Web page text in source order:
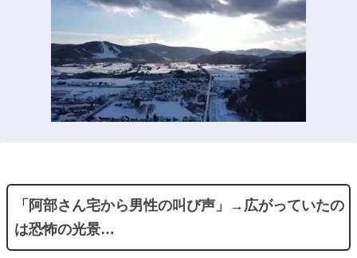
「阿部さん宅から男性の叫び声」→広がっていたの
は恐怖の光景…